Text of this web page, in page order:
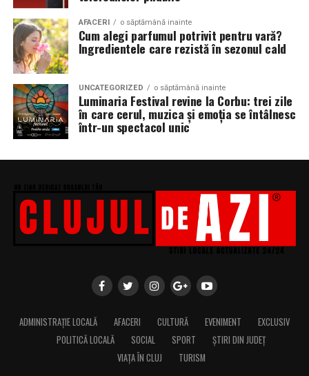
AFACERI o săptămână inainte
Cum alegi parfumul potrivit pentru vară?
Ingredientele care rezistă în sezonul cald
UNCATEGORIZED o săptămână inainte
Luminaria Festival revine la Corbu: trei zile
în care cerul, muzica și emoția se întâlnesc
într-un spectacol unic
ADMINISTRAȚIE LOCALĂ AFACERI CULTURĂ EVENIMENT
EXCLUSIV
POLITICĂ LOCALĂ
SOCIAL SPORT
ȘTIRI DIN JUDEȚ
VIAȚA ÎN CLUJ
TURISM